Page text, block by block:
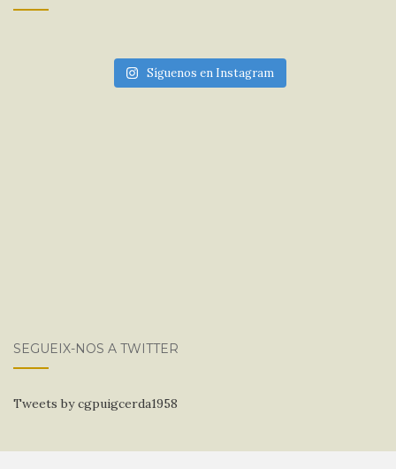
Síguenos en Instagram
SEGUEIX-NOS A TWITTER
Tweets by cgpuigcerda1958